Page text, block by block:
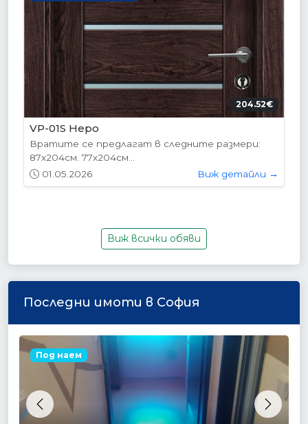
204.52€
VP-01S Hepo
Вратите се предлагат в следните размери:
87х204см. 77х204см...
01.05.2026
Виж детайли →
Виж всички обяви
Последни имоти в София
Previous Next
Под наем